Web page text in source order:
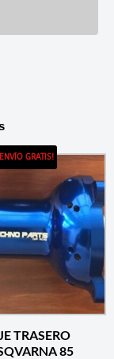
GRATIS!
TRASERO
85